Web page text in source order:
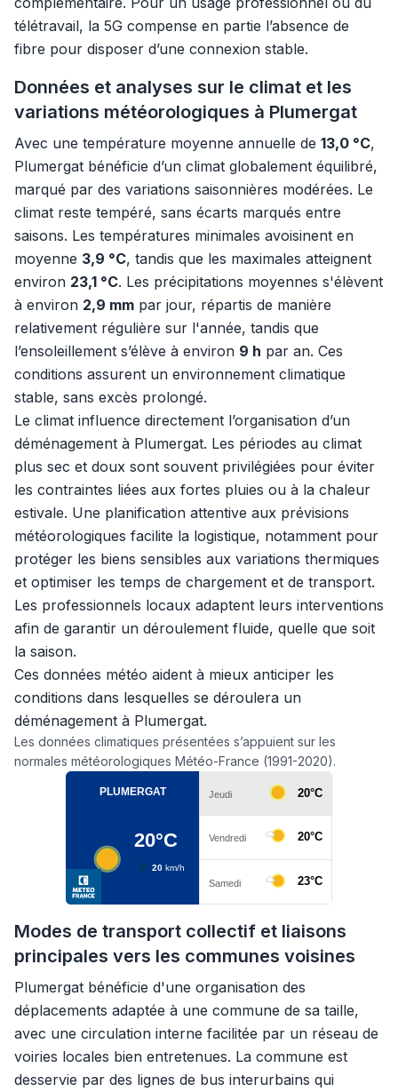
télétravail, la 5G compense en partie l’absence de
fibre pour disposer d’une connexion stable.
Données et analyses sur le climat et les
variations météorologiques à Plumergat
Avec une température moyenne annuelle de 13,0 °C,
Plumergat bénéficie d’un climat globalement équilibré,
marqué par des variations saisonnières modérées. Le
climat reste tempéré, sans écarts marqués entre
saisons. Les températures minimales avoisinent en
moyenne 3,9 °C, tandis que les maximales atteignent
environ 23,1 °C. Les précipitations moyennes s'élèvent
à environ 2,9 mm par jour, répartis de manière
relativement régulière sur l'année, tandis que
l’ensoleillement s’élève à environ 9 h par an. Ces
conditions assurent un environnement climatique
stable, sans excès prolongé.
Le climat influence directement l’organisation d’un
déménagement à Plumergat. Les périodes au climat
plus sec et doux sont souvent privilégiées pour éviter
les contraintes liées aux fortes pluies ou à la chaleur
estivale. Une planification attentive aux prévisions
météorologiques facilite la logistique, notamment pour
protéger les biens sensibles aux variations thermiques
et optimiser les temps de chargement et de transport.
Les professionnels locaux adaptent leurs interventions
afin de garantir un déroulement fluide, quelle que soit
la saison.
Ces données météo aident à mieux anticiper les
conditions dans lesquelles se déroulera un
déménagement à Plumergat.
Les données climatiques présentées s’appuient sur les
normales météorologiques Météo-France (1991-2020).
Modes de transport collectif et liaisons
principales vers les communes voisines
Plumergat bénéficie d'une organisation des
déplacements adaptée à une commune de sa taille,
avec une circulation interne facilitée par un réseau de
voiries locales bien entretenues. La commune est
desservie par des lignes de bus interurbains qui